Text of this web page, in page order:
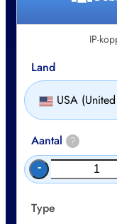
IP-
Land
USA
Aantal ?
-
Type